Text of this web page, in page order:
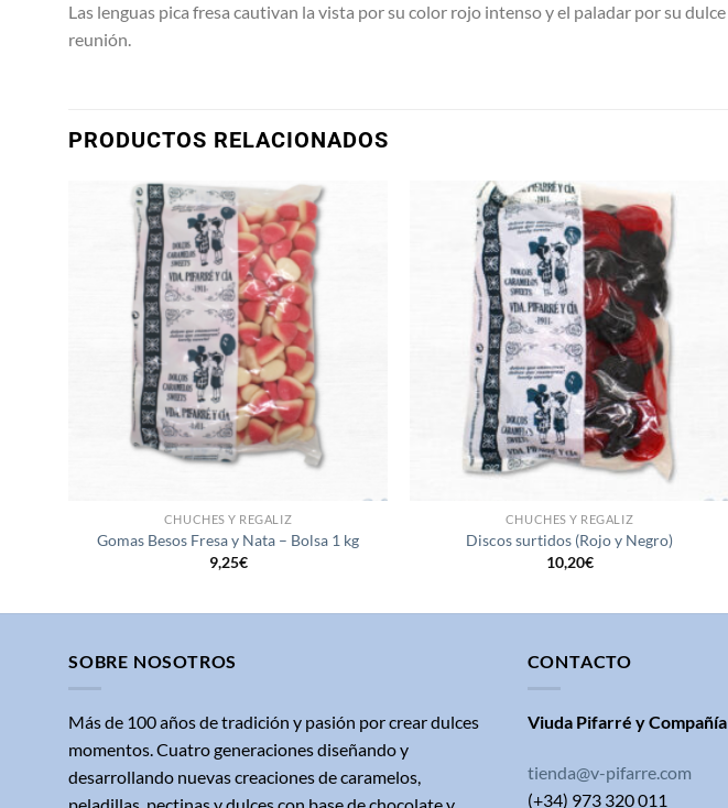
Las lenguas pica fresa cautivan la vista por su color rojo intenso y el paladar por su
reunión.
PRODUCTOS RELACIONADOS
CHUCHES Y REGALIZ
Gomas Besos Fresa y Nata – Bolsa 1 kg
9,25€
CHUCHES Y REGALIZ
Discos surtidos (Rojo y Negro)
10,20€
SOBRE NOSOTROS
Más de 100 años de tradición y pasión por crear dulces
momentos. Cuatro generaciones diseñando y
desarrollando nuevas creaciones de caramelos,
CONTACTO
Viuda Pifarré y Compañía
tienda@v-pifarre.com
(+34) 973 320 011